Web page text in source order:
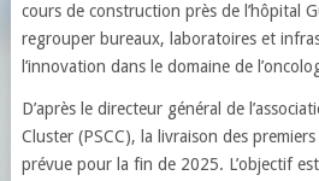
cours de construction près de l’hôpital
regrouper bureaux, laboratoires et
l’innovation dans le domaine de
D’après le directeur général de
Cluster (PSCC), la livraison des
prévue pour la fin de 2025. L’objectif est